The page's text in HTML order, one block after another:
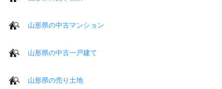
山形県の中古マンション
山形県の中古一戸建て
山形県の売り土地